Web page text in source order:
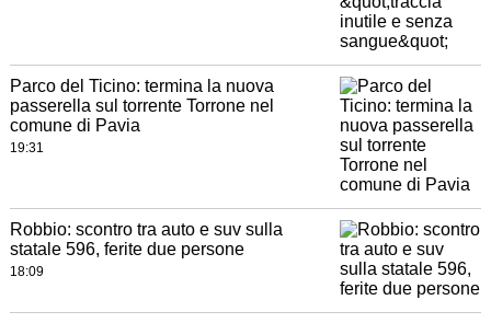
Parco del Ticino: termina la nuova
passerella sul torrente Torrone nel
comune di Pavia
19:31
Robbio: scontro tra auto e suv sulla
statale 596, ferite due persone
18:09